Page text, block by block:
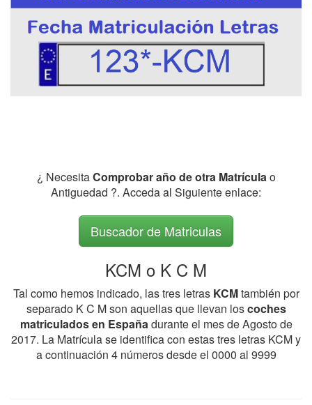
¿ NecesitaComprobar año de otra Matrículao
Antiguedad ?. Acceda al Siguiente enlace:
Buscador de Matriculas
KCM o K C M
Tal como hemos indicado, las tres letras KCMtambién por
separado K C M son aquellas que llevan loscoches
matriculados en Españadurante el mes de Agosto de
2017. La Matrícula se identifica con estas tres letras KCM y
a continuación 4 números desde el 0000 al 9999